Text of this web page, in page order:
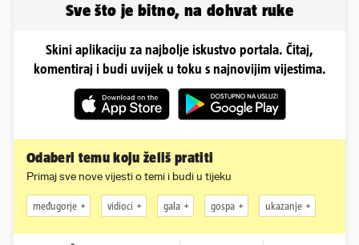
Sve što je bitno, na dohvat ruke
Skini aplikaciju za najbolje iskustvo portala. Čitaj,
komentiraj i budi uvijek u toku s najnovijim vijestima.
Odaberi temu koju želiš pratiti
Primaj sve nove vijesti o temi i budi u tijeku
međugorje vidioci gala gospa ukazanje